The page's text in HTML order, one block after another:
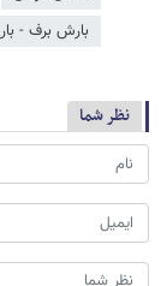
بارش برف -
نظر شما